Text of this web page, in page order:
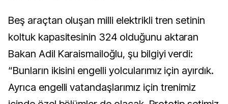
Beş araçtan oluşan milli elektrikli tren setinin
koltuk kapasitesinin 324 olduğunu aktaran
Bakan Adil Karaismailoğlu, şu bilgiyiverdi:
“Bunların ikisini engelli yolcularımız için ayırdık.
Ayrıca engelli vatandaşlarımız için trenimiz